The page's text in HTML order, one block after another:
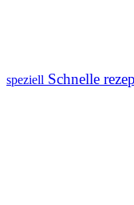
speziell Schnelle